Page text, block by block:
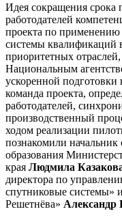
Идея сокращения срока
работодателей
проекта по
системы квалификаций
приоритетных
Национальным
ускоренной подготовки
команда проекта,
работодателей,
производственный
ходом реализации
познакомили начальник
образования
края Людмила
директора по
спутниковые
Решетнёва» Александр